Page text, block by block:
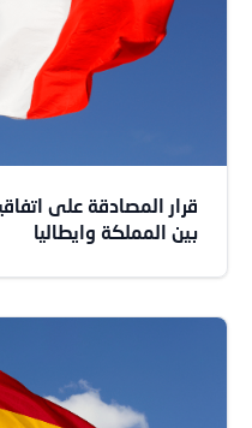
قرار المصادقة على
بين المملكة وايطاليا